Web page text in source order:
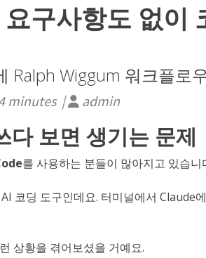
구사항도 없이
Ralph Wiggum 워크플로
minutes | admin
보면 생기는 문제
를 사용하는 분들이 많아지고 있습니
코딩 도구인데요. 터미널에서 Claude
상황을 겪어보셨을 거예요.